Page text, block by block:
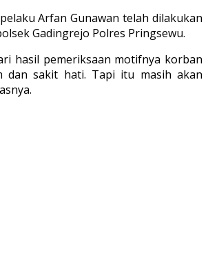
Arfan Gunawan telah dilakukan
Gadingrejo Polres Pringsewu.
hasil pemeriksaan motifnya korban
dan sakit hati. Tapi itu masih akan